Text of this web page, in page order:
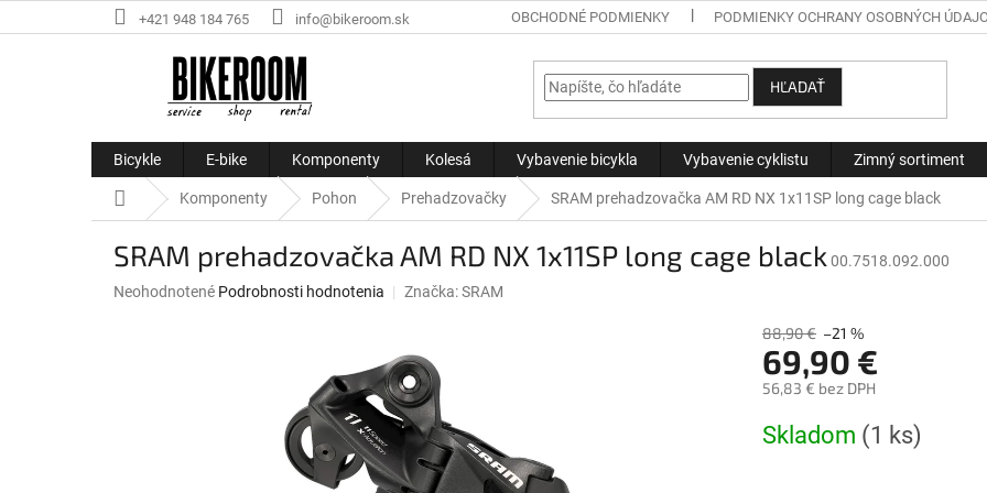
na
+421 948 184 765 info@bikeroom.sk OBCHODNÉ PODMIENKY PODMIENKY OCHRANY OSOBNÝCH
HĽADAŤ
Bicykle E-bike Komponenty Kolesá Vybavenie bicykla Vybavenie cyklistu Zimný sortiment
DomovKomponenty Pohon Prehadzovačky SRAM prehadzovačka AM RD NX 1x11SP long cage black
SRAM prehadzovačka AM RD NX 1x11SP long cage black 00.7518.092.000
Priemerné
Neohodnotené Podrobnosti hodnotenia Značka:SRAM
88,90 € –21 %
69,90 €
56,83 € bez DPH
cena:
Skladom (1 ks)